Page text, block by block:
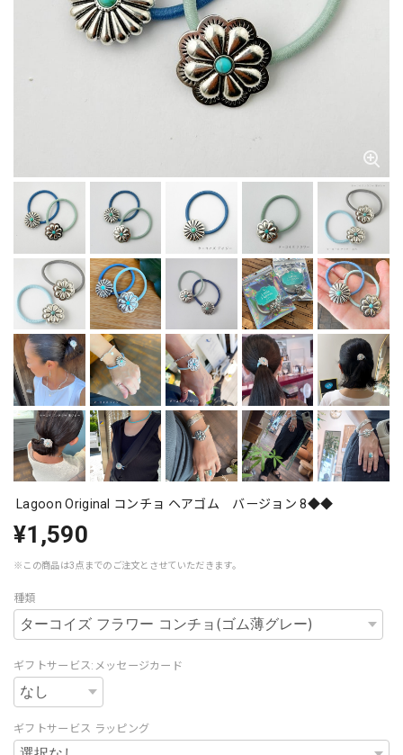
Lagoon Original コンチョ ヘアゴム バージョン 8◆◆
¥1,590
※この商品は3点までのご注文とさせていただきます。
種類
ギフトサービス:メッセージカード
ギフトサービス ラッピング